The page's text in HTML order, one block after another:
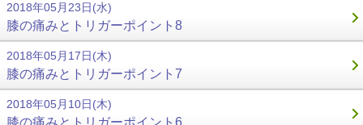
2018年05月23日(水)
膝の痛みとトリガーポイント8
2018年05月17日(木)
膝の痛みとトリガーポイント7
2018年05月10日(木)
膝の痛みとトリガーポイント6